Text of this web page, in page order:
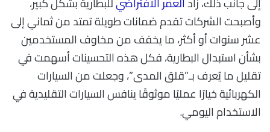
وأصبحت الشركات تقدم ضمانات طويلة تمتد من ثماني إلى
عشر سنوات أو أكثر، ما يخفف من مخاوف المستخدمين
بشأن استبدال البطارية، فكل هذه التحسينات أسهمت في
تقليل ما يُعرف بـ”قلق المدى”، وجعلت من السيارات
الكهربائية خيارًا عمليًا موثوقًا ينافس السيارات التقليدية في
الاستخدام اليومي.